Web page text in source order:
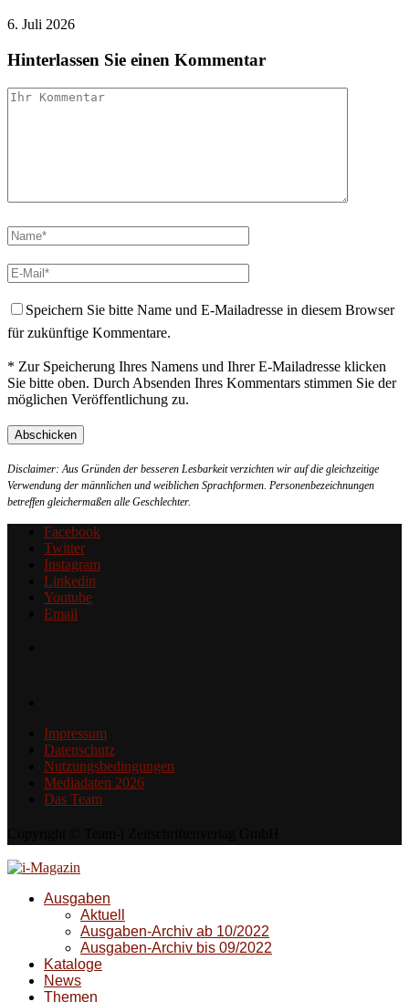
6. Juli 2026
Hinterlassen Sie einen Kommentar
Speichern Sie bitte Name und E-Mailadresse in diesem Browser
für zukünftige Kommentare.
* Zur Speicherung Ihres Namens und Ihrer E-Mailadresse klicken
Sie bitte oben. Durch Absenden Ihres Kommentars stimmen Sie der
möglichen Veröffentlichung zu.
Disclaimer: Aus Gründen der besseren Lesbarkeit verzichten wir auf die gleichzeitige
Verwendung der männlichen und weiblichen Sprachformen. Personenbezeichnungen
betreffen gleichermaßen alle Geschlechter.
Facebook
Twitter
Instagram
Linkedin
Youtube
Email
Impressum
Datenschutz
Nutzungsbedingungen
Mediadaten 2026
Das Team
Ausgaben
Aktuell
Ausgaben-Archiv ab 10/2022
Ausgaben-Archiv bis 09/2022
Kataloge
News
Themen